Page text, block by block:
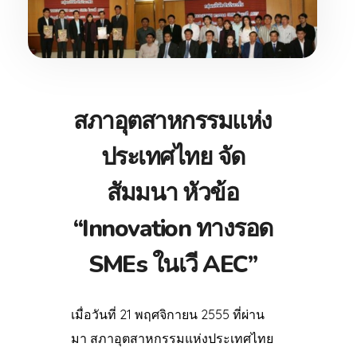
สภาอุตสาหกรรมแห่ง
ประเทศไทย จัด
สัมมนา หัวข้อ
“Innovation ทางรอด
SMEs ในเวี AEC”
เมื่อวันที่ 21 พฤศจิกายน 2555 ที่ผ่าน
มา สภาอุตสาหกรรมแห่งประเทศไทย